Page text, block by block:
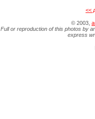
<<
© 2003,
Full or reproduction of this photos by
express